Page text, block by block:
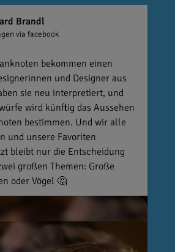
Brandl
via facebook
bekommen einen
und Designer aus
sie neu interpretiert, und
wird künftig das Aussehen
bestimmen. Und wir alle
und unsere Favoriten
bleibt nur die Entscheidung
großen Themen: Große
oder Vögel 🤔